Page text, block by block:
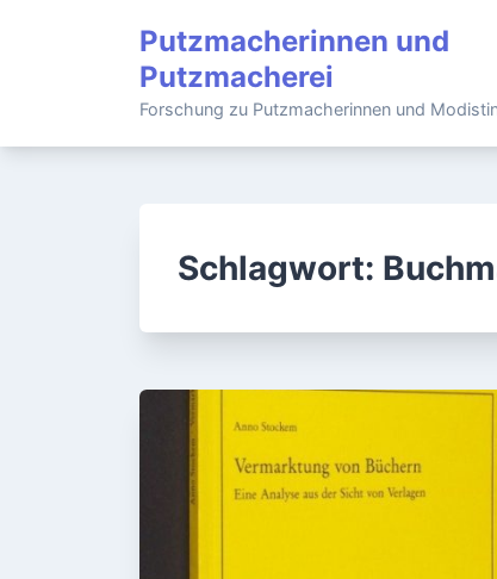
Putzmacherinnen und
Putzmacherei
Forschung zu Putzmacherinnen und
Schlagwort: